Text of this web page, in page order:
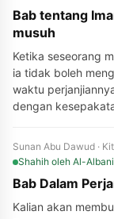
Bab tentang
musuh
Ketika seseorang
ia tidak boleh
waktu
dengan
Sunan Abu Dawud ·
Shahih oleh Al-Albani
Bab Dalam
Kalian akan